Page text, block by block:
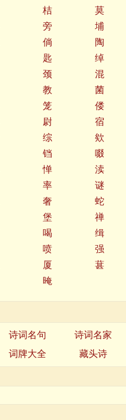
桔
莫
旁
埔
倘
陶
匙
绰
颈
混
教
菌
笼
偻
尉
宿
综
欸
铛
啜
惮
渎
率
谜
奢
蛇
堡
禅
喝
缉
喷
强
厦
葚
晻
诗词名句
诗词名家
词牌大全 藏头诗